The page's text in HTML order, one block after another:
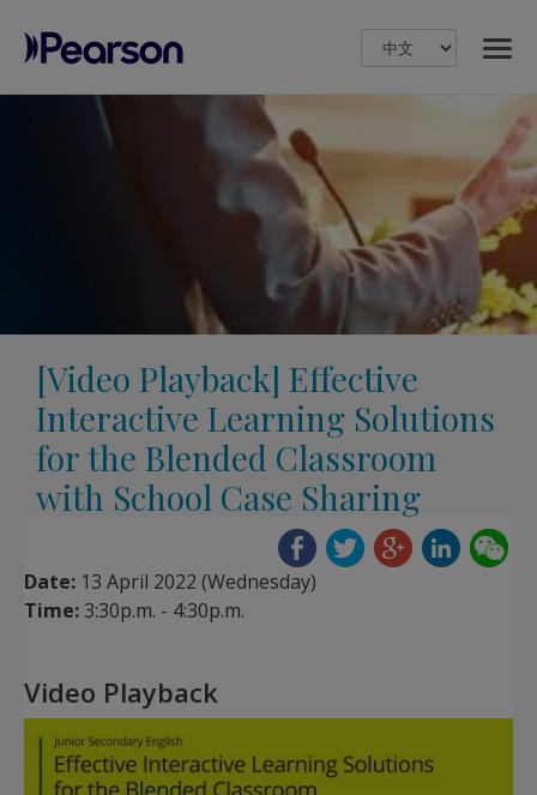
Pearson
[Video Playback] Effective
Interactive Learning Solutions
for the Blended Classroom
with School Case Sharing
Date: 13 April 2022 (Wednesday)
Time:3:30p.m. - 4:30p.m.
Video Playback